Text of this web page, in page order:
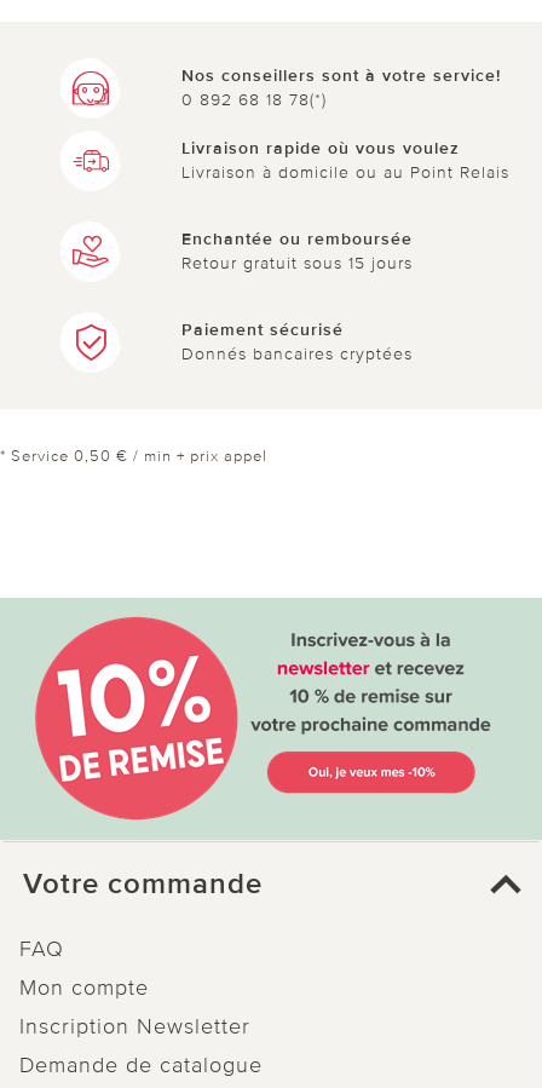
Nos conseillers sont à votre service!
0 892 68 18 78(*)
Livraison rapide où vous voulez
Livraison à domicile ou au Point Relais
Enchantée ou remboursée
Retour gratuit sous 15 jours
Paiement sécurisé
Donnés bancaires cryptées
* Service 0,50 € / min + prix appel
Votre commande
FAQ
Mon compte
Inscription Newsletter
Demande de catalogue